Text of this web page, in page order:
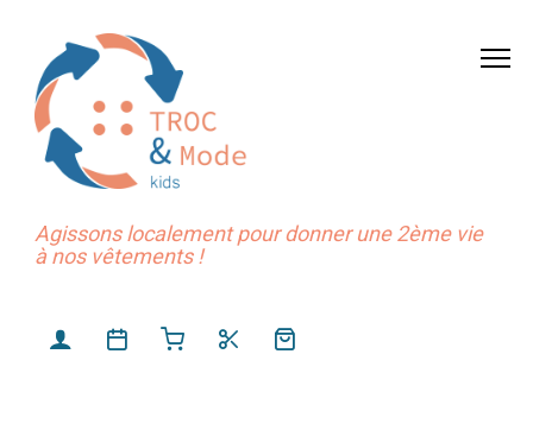
Agissons localement pour donner une 2ème vie
à nos vêtements !